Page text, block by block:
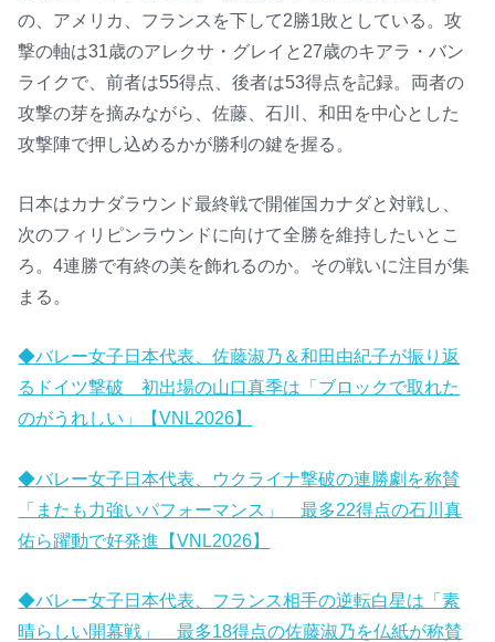
の、アメリカ、フランスを下して2勝1敗としている。攻
撃の軸は31歳のアレクサ・グレイと27歳のキアラ・バン
ライクで、前者は55得点、後者は53得点を記録。両者の
攻撃の芽を摘みながら、佐藤、石川、和田を中心とした
攻撃陣で押し込めるかが勝利の鍵を握る。
日本はカナダラウンド最終戦で開催国カナダと対戦し、
次のフィリピンラウンドに向けて全勝を維持したいとこ
ろ。4連勝で有終の美を飾れるのか。その戦いに注目が集
まる。
◆バレー女子日本代表、佐藤淑乃＆和田由紀子が振り返
るドイツ撃破 初出場の山口真季は「ブロックで取れた
のがうれしい」【VNL2026】
◆バレー女子日本代表、ウクライナ撃破の連勝劇を称賛
「またも力強いパフォーマンス」 最多22得点の石川真
佑ら躍動で好発進【VNL2026】
◆バレー女子日本代表、フランス相手の逆転白星は「素
晴らしい開幕戦」 最多18得点の佐藤淑乃を仏紙が称賛